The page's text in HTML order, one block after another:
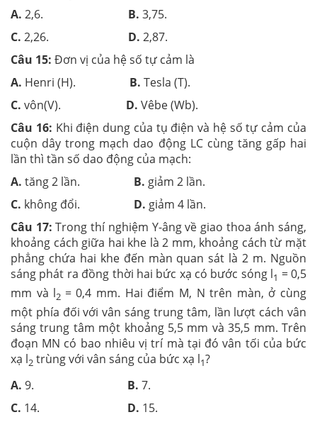
A. 2,6. B. 3,75.
C. 2,26. D. 2,87.
Câu 15: Đơn vị của hệ số tự cảm là
A. Henri (H). B. Tesla (T).
C. vôn(V). D. Vêbe (Wb).
Câu 16: Khi điện dung của tụ điện và hệ số tự cảm của
cuộn dây trong mạch dao động LC cùng tăng gấp hai
lần thì tần số dao động của mạch:
A. tăng 2 lần. B. giảm 2 lần.
C. không đổi. D. giảm 4 lần.
Câu 17: Trong thí nghiệm Y-âng về giao thoa ánh sáng,
khoảng cách giữa hai khe là 2 mm, khoảng cách từ mặt
phẳng chứa hai khe đến màn quan sát là 2 m. Nguồn
sáng phát ra đồng thời hai bức xạ có bước sóng l1 = 0,5
mm và l2 = 0,4 mm. Hai điểm M, N trên màn, ở cùng
một phía đối với vân sáng trung tâm, lần lượt cách vân
sáng trung tâm một khoảng 5,5 mm và 35,5 mm. Trên
đoạn MN có bao nhiêu vị trí mà tại đó vân tối của bức
xạ l2 trùng với vân sáng của bức xạ l1?
A. 9. B. 7.
C. 14. D. 15.